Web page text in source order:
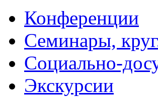
Конференции
Семинары,
Социально-
Экскурсии